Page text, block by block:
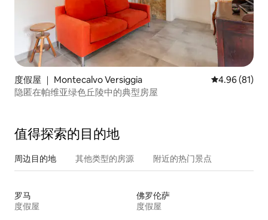
度假屋 ｜ Montecalvo Versiggia 平均评分
4.96 (81)
隐匿在帕维亚绿色丘陵中的典型房屋
值得探索的目的地
周边目的地 其他类型的房源 附近的热门景点
罗马
度假屋
佛罗伦萨
度假屋